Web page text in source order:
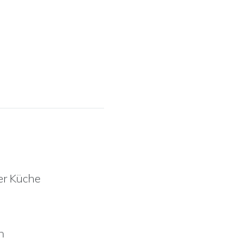
Küche